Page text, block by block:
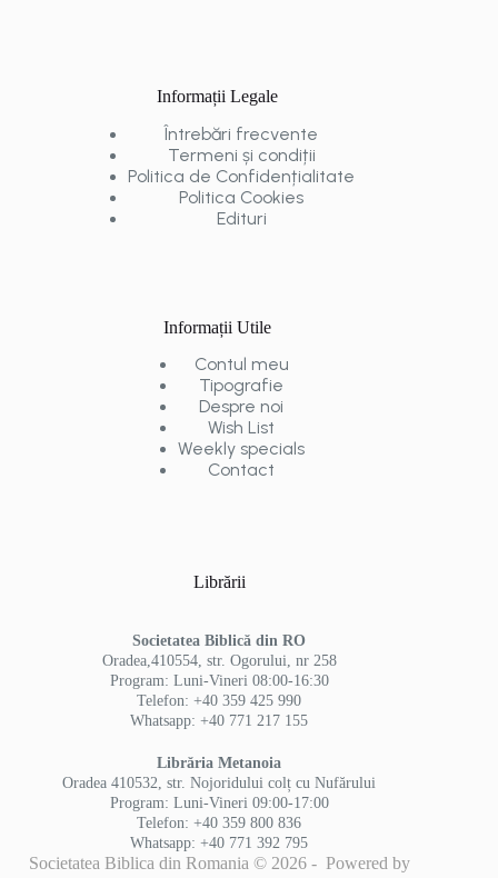
Informații Legale
Întrebări frecvente
Termeni și condiții
Politica de Confidențialitate
Politica Cookies
Edituri
Informații Utile
Contul meu
Tipografie
Despre noi
Wish List
Weekly specials
Contact
Librării
Societatea Biblică din RO
Oradea,410554, str. Ogorului, nr 258
Program: Luni-Vineri 08:00-16:30
Telefon: +40 359 425 990
Whatsapp: +40 771 217 155
Librăria Metanoia
Oradea 410532, str. Nojoridului colț cu Nufărului
Program: Luni-Vineri 09:00-17:00
Telefon: +40 359 800 836
Whatsapp: +40 771 392 795
Societatea Biblica din Romania © 2026 - Powered by